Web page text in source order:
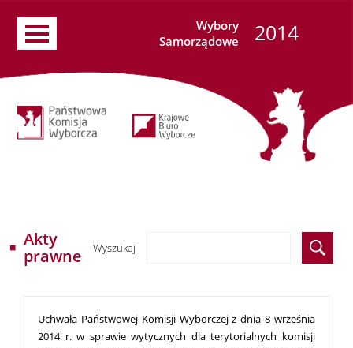
Wybory
Samorządowe
2014
Akty
prawne
Wyszukaj
Uchwała Państwowej Komisji Wyborczej z dnia 8 września
2014 r. w sprawie wytycznych dla terytorialnych komisji